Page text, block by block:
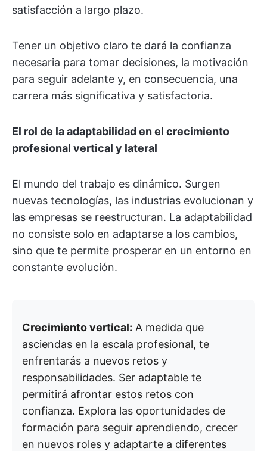
satisfacción a largo plazo.
Tener un objetivo claro te dará la confianza
necesaria para tomar decisiones, la motivación
para seguir adelante y, en consecuencia, una
carrera más significativa y satisfactoria.
El rol de la adaptabilidad en el crecimiento
profesional vertical y lateral
El mundo del trabajo es dinámico. Surgen
nuevas tecnologías, las industrias evolucionan y
las empresas se reestructuran. La adaptabilidad
no consiste solo en adaptarse a los cambios,
sino que te permite prosperar en un entorno en
constante evolución.
Crecimiento vertical: A medida que
asciendas en la escala profesional, te
enfrentarás a nuevos retos y
responsabilidades. Ser adaptable te
permitirá afrontar estos retos con
confianza. Explora las oportunidades de
formación para seguir aprendiendo, crecer
en nuevos roles y adaptarte a diferentes